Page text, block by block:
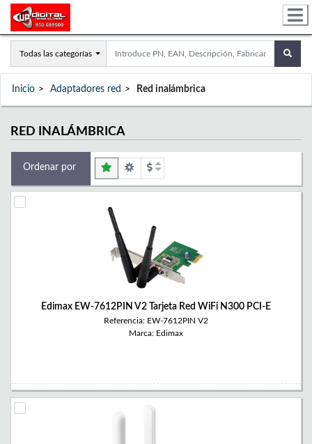
Todas las categorías
Inicio Adaptadores red Red inalámbrica
RED INALÁMBRICA
Ordenar por
Edimax EW-7612PIN V2 Tarjeta Red WiFi N300 PCI-E
Referencia: EW-7612PIN V2
Marca: Edimax